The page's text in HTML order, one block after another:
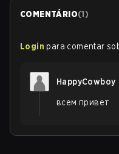
COMENTÁRIO(1)
Login para comentar
HappyCowboy
всем привет